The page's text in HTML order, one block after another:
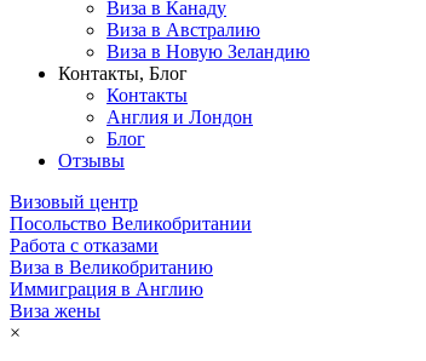
Виза в Канаду
Виза в Австралию
Виза в Новую Зеландию
Контакты, Блог
Контакты
Англия и Лондон
Блог
Отзывы
Визовый центр
Посольство Великобритании
Работа с отказами
Виза в Великобританию
Иммиграция в Англию
Виза жены
×